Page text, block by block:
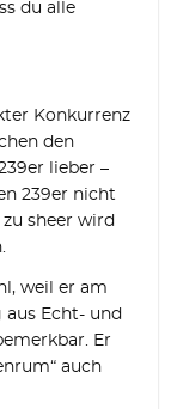
du alle
Konkurrenz
den
lieber –
239er nicht
sheer wird
weil er am
Echt- und
Er
auch